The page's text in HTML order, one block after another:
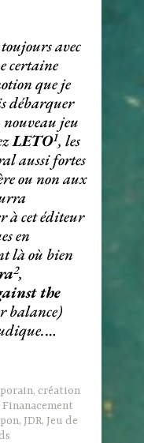
toujours avec
certaine
que je
débarquer
jeu
LETO1, les
aussi fortes
ou non aux
à cet éditeur
en
là où bien
2,
the
balance)
…
,création
Finanacement
,JDR,Jeu de